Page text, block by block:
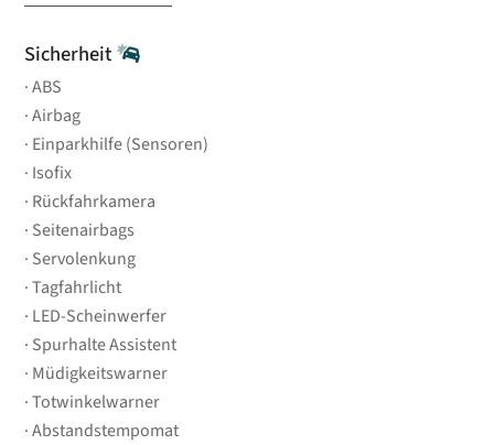
Sicherheit
ABS
Airbag
Einparkhilfe (Sensoren)
Isofix
Rückfahrkamera
Seitenairbags
Servolenkung
Tagfahrlicht
LED-Scheinwerfer
Spurhalte Assistent
Müdigkeitswarner
Totwinkelwarner
Abstandstempomat